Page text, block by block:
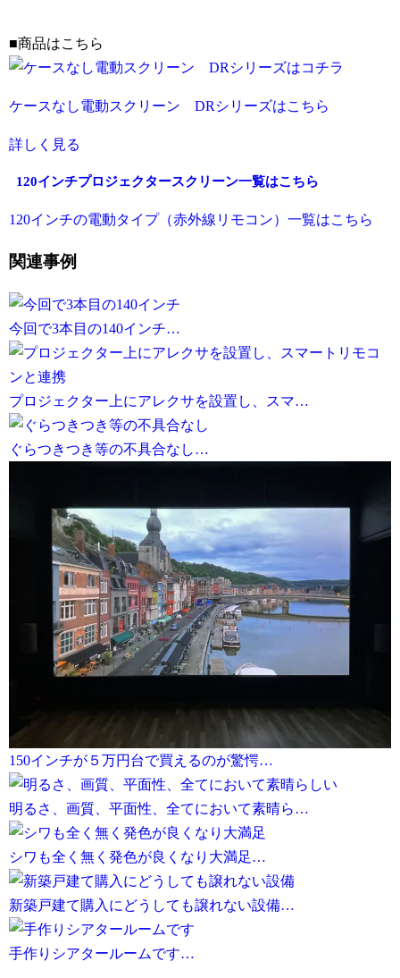
■商品はこちら
ケースなし電動スクリーン DRシリーズはこちら
詳しく見る
120インチプロジェクタースクリーン一覧はこちら
120インチの電動タイプ（赤外線リモコン）一覧はこちら
関連事例
今回で3本目の140インチ…
プロジェクター上にアレクサを設置し、スマ…
ぐらつきつき等の不具合なし…
150インチが５万円台で買えるのが驚愕…
明るさ、画質、平面性、全てにおいて素晴ら…
シワも全く無く発色が良くなり大満足…
新築戸建て購入にどうしても譲れない設備…
手作りシアタールームです…